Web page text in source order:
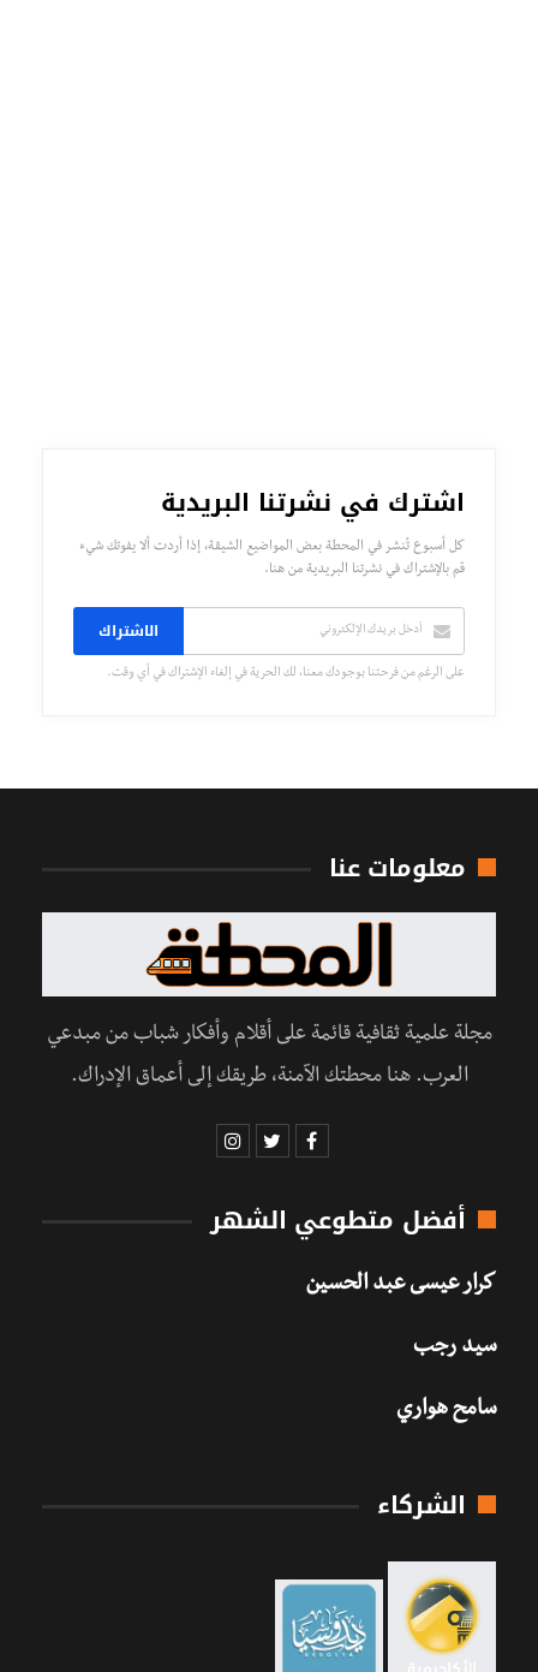
اشترك في نشرتنا البريدية
كل أسبوع تُنشر في المحطة بعض المواضيع الشيقة، إذا أردت ألا يفوتك شيء
قم بالإشتراك في نشرتنا البريدية من هنا.
الاشتراك
على الرغم من فرحتنا بوجودك معنا، لك الحرية في إلغاء الإشتراك في أي وقت.
معلومات عنا
مجلة علمية ثقافية قائمة على أقلام وأفكار شباب من مبدعي
العرب. هنا محطتك الآمنة، طريقك إلى أعماق الإدراك.
أفضل متطوعي الشهر
كرار عيسى عبد الحسين
سيد رجب
سامح هواري
الشركاء